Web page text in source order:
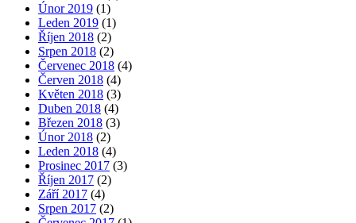
Únor 2019 (1)
Leden 2019 (1)
Říjen 2018 (2)
Srpen 2018 (2)
Červenec 2018 (4)
Červen 2018 (4)
Květen 2018 (3)
Duben 2018 (4)
Březen 2018 (3)
Únor 2018 (2)
Leden 2018 (4)
Prosinec 2017 (3)
Říjen 2017 (2)
Září 2017 (4)
Srpen 2017 (2)